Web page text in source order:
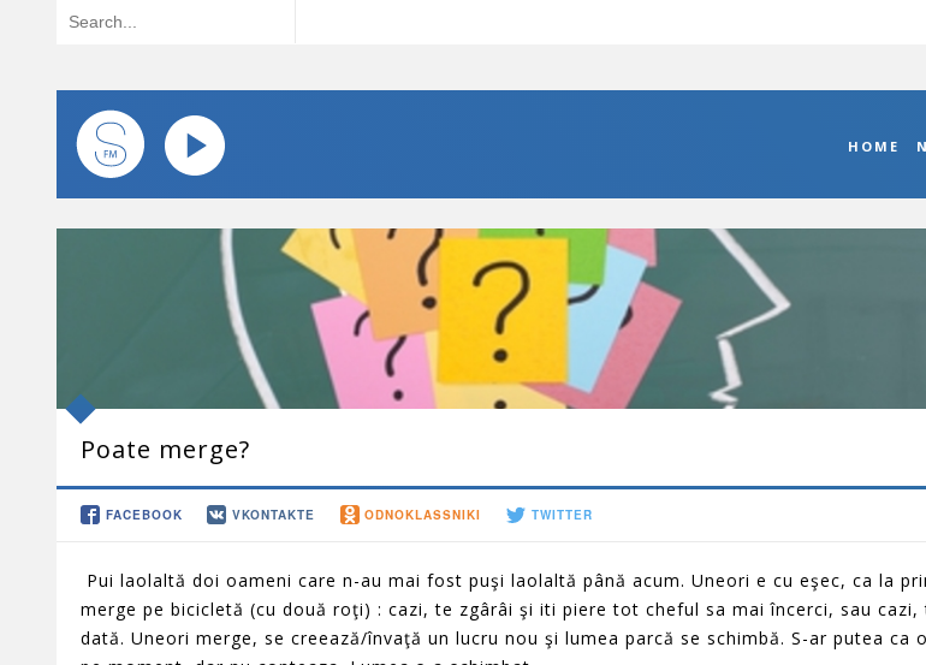
HOME
Poate merge?
FACEBOOK VKONTAKTE ODNOKLASSNIKI TWITTER
Pui laolaltă doi oameni care n-au mai fost puşi laolaltă până acum. Uneori e cu eşec, ca la
merge pe bicicletă (cu două roţi) : cazi, te zgârâi şi iti piere tot cheful sa mai încerci, sau
dată. Uneori merge, se creează/învaţă un lucru nou şi lumea parcă se schimbă. S-ar putea ca